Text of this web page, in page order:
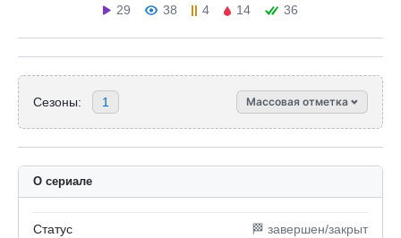
29
38 4 14 36
Сезоны: 1 Массовая отметка
О сериале
Статус 🏁 завершен/закрыт